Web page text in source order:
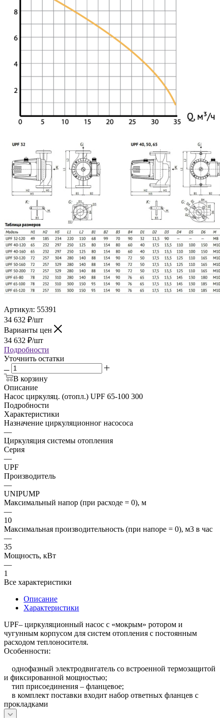
Артикул: 55391
34 632 ₽/шт
Варианты цен
34 632 ₽/шт
Подробности
Уточнить остатки
В корзину
Описание
Насос циркуляц. (отопл.) UPF 65-100 300
Подробности
Характеристики
Назначение циркуляционног насососа
—
Циркуляция системы отопления
Серия
—
UPF
Производитель
—
UNIPUMP
Максимальный напор (при расходе = 0), м
—
10
Максимальная производительность (при напоре = 0), м3 в час
—
35
Мощность, кВт
—
1
Все характеристики
Описание
Характеристики
UPF– циркуляционный насос с «мокрым» ротором и
чугунным корпусом для систем отопления с постоянным
расходом теплоносителя.
Особенности:
однофазный электродвигатель со встроенной термозащитой
и фиксированной мощностью;
тип присоединения – фланцевое;
в комплект поставки входит набор ответных фланцев с
прокладками